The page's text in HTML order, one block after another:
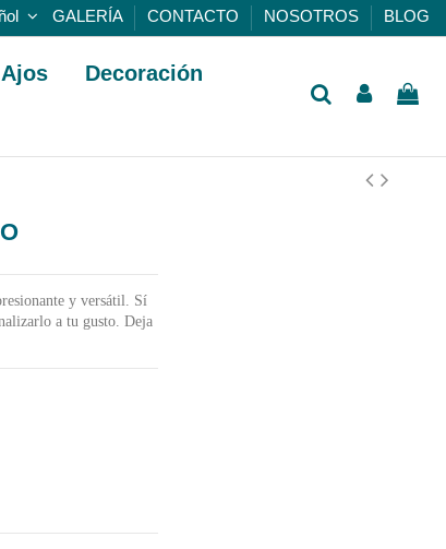
GALERÍA CONTACTO NOSOTROS BLOG
Decoración
y versátil. Sí
a tu gusto. Deja